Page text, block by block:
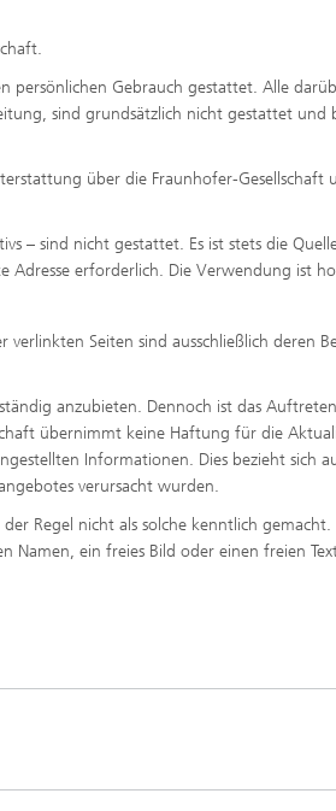
persönlichen Gebrauch gestattet. Alle
sind grundsätzlich nicht gestattet und
über die Fraunhofer-Gesellschaft
– sind nicht gestattet. Es ist stets die
Adresse erforderlich. Die Verwendung ist
Seiten sind ausschließlich deren
anzubieten. Dennoch ist das
übernimmt keine Haftung für die
Informationen. Dies bezieht sich
verursacht wurden.
Regel nicht als solche kenntlich gemacht.
Namen, ein freies Bild oder einen freien